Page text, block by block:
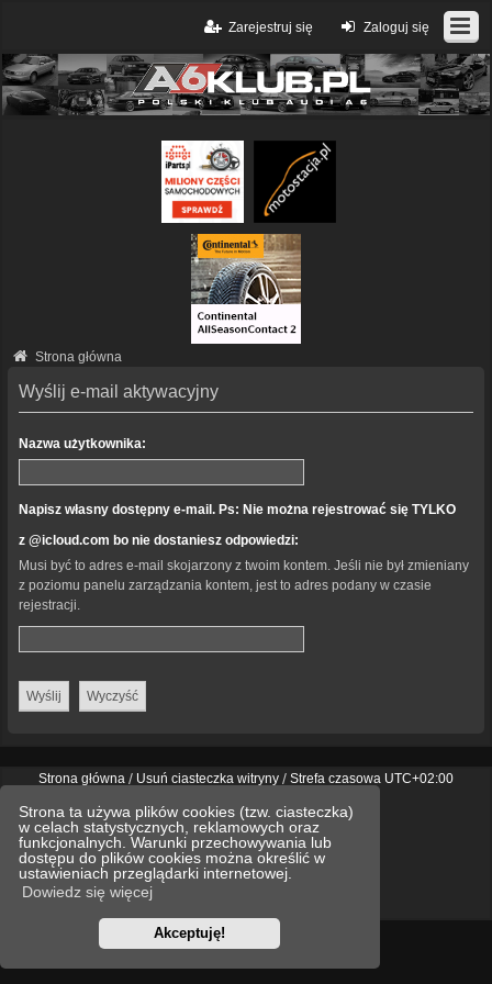
Strona ta używa plików cookies (tzw. ciasteczka)
w celach statystycznych, reklamowych oraz
funkcjonalnych. Warunki przechowywania lub
dostępu do plików cookies można określić w
ustawieniach przeglądarki internetowej.
Dowiedz się więcej
Akceptuję!
Zaloguj się
Zarejestruj się
Strona główna
Wyślij e-mail aktywacyjny
Nazwa użytkownika:
Napisz własny dostępny e-mail. Ps: Nie można rejestrować się TYLKO
z @icloud.com bo nie dostaniesz odpowiedzi:
Musi być to adres e-mail skojarzony z twoim kontem. Jeśli nie był zmieniany
z poziomu panelu zarządzania kontem, jest to adres podany w czasie
rejestracji.
Strona główna Usuń ciasteczka witryny Strefa czasowa UTC+02:00
Polski pakiet językowy dostarcza phpBB.pl
Stylewe_universalcreated by INVENTEA & v12mike
Optimized by:phpBB SEO
Zasady ochrony danych osobowych